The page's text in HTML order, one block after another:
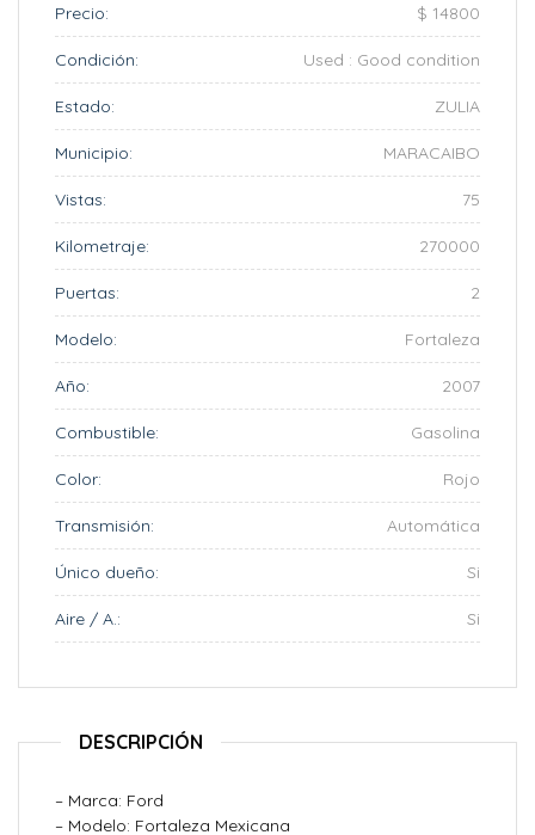
Precio: $ 14800
Condición: Used : Good condition
Estado: ZULIA
Municipio: MARACAIBO
Vistas: 75
Kilometraje: 270000
Puertas: 2
Modelo: Fortaleza
Año: 2007
Combustible: Gasolina
Color: Rojo
Transmisión: Automática
Único dueño: Si
Aire / A.: Si
DESCRIPCIÓN
– Marca: Ford
– Modelo: Fortaleza Mexicana